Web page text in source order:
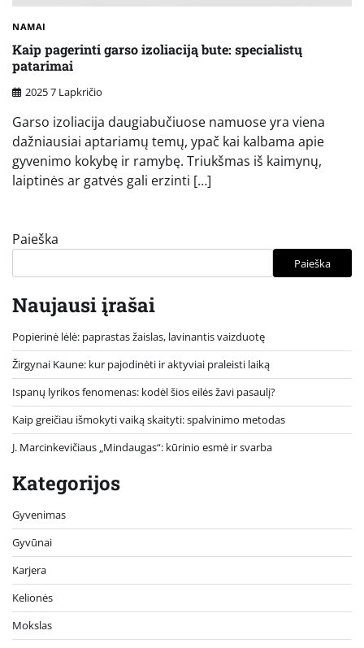
NAMAI
Kaip pagerinti garso izoliaciją bute: specialistų
patarimai
2025 7 Lapkričio
Garso izoliacija daugiabučiuose namuose yra viena
dažniausiai aptariamų temų, ypač kai kalbama apie
gyvenimo kokybę ir ramybę. Triukšmas iš kaimynų,
laiptinės ar gatvės gali erzinti […]
Paieška
Paieška
Naujausi įrašai
Popierinė lėlė: paprastas žaislas, lavinantis vaizduotę
Žirgynai Kaune: kur pajodinėti ir aktyviai praleisti laiką
Ispanų lyrikos fenomenas: kodėl šios eilės žavi pasaulį?
Kaip greičiau išmokyti vaiką skaityti: spalvinimo metodas
J. Marcinkevičiaus „Mindaugas“: kūrinio esmė ir svarba
Kategorijos
Gyvenimas
Gyvūnai
Karjera
Kelionės
Mokslas